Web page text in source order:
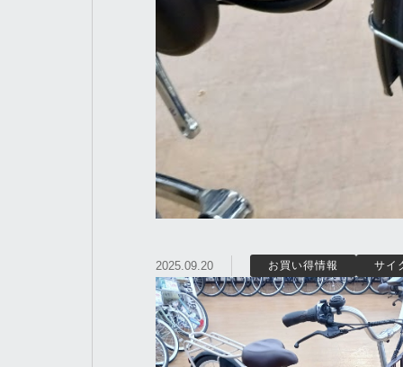
2025.09.20 お買い得情報 サイ